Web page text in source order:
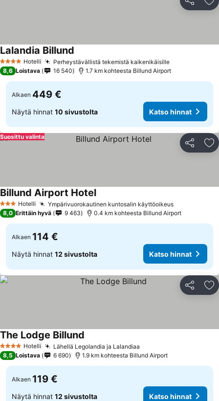
Jaa
4 Tähtiluokitus
Hotelli Perheystävällistä tekemistä kaikenikäisille
Lalandia Billund
8,6 Loistava 16 540 1.7 km kohteesta Billund Airport
Alkaen 449 €
Näytä hinnat 10 sivustolta Katso hinnat
Jaa
Suosittu valinta
3 Tähtiluokitus
Hotelli Ympärivuorokautinen kuntosalin käyttöoikeus
Billund Airport Hotel
8,0 Erittäin hyvä 9 463 0.4 km kohteesta Billund Airport
Alkaen 114 €
Näytä hinnat 12 sivustolta Katso hinnat
Jaa
4 Tähtiluokitus
Hotelli Lähellä Legolandia ja Lalandiaa
The Lodge Billund
8,5 Loistava 6 690 1.9 km kohteesta Billund Airport
Alkaen 119 €
Näytä hinnat 12 sivustolta Katso hinnat